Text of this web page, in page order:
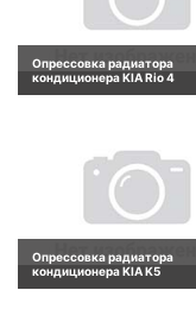
Опрессовка радиатора
кондиционера KIA Rio 4
Опрессовка радиатора
кондиционера KIA K5